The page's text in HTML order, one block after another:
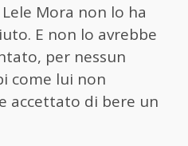
Mora non lo ha
E non lo avrebbe
per nessun
come lui non
accettato di bere un